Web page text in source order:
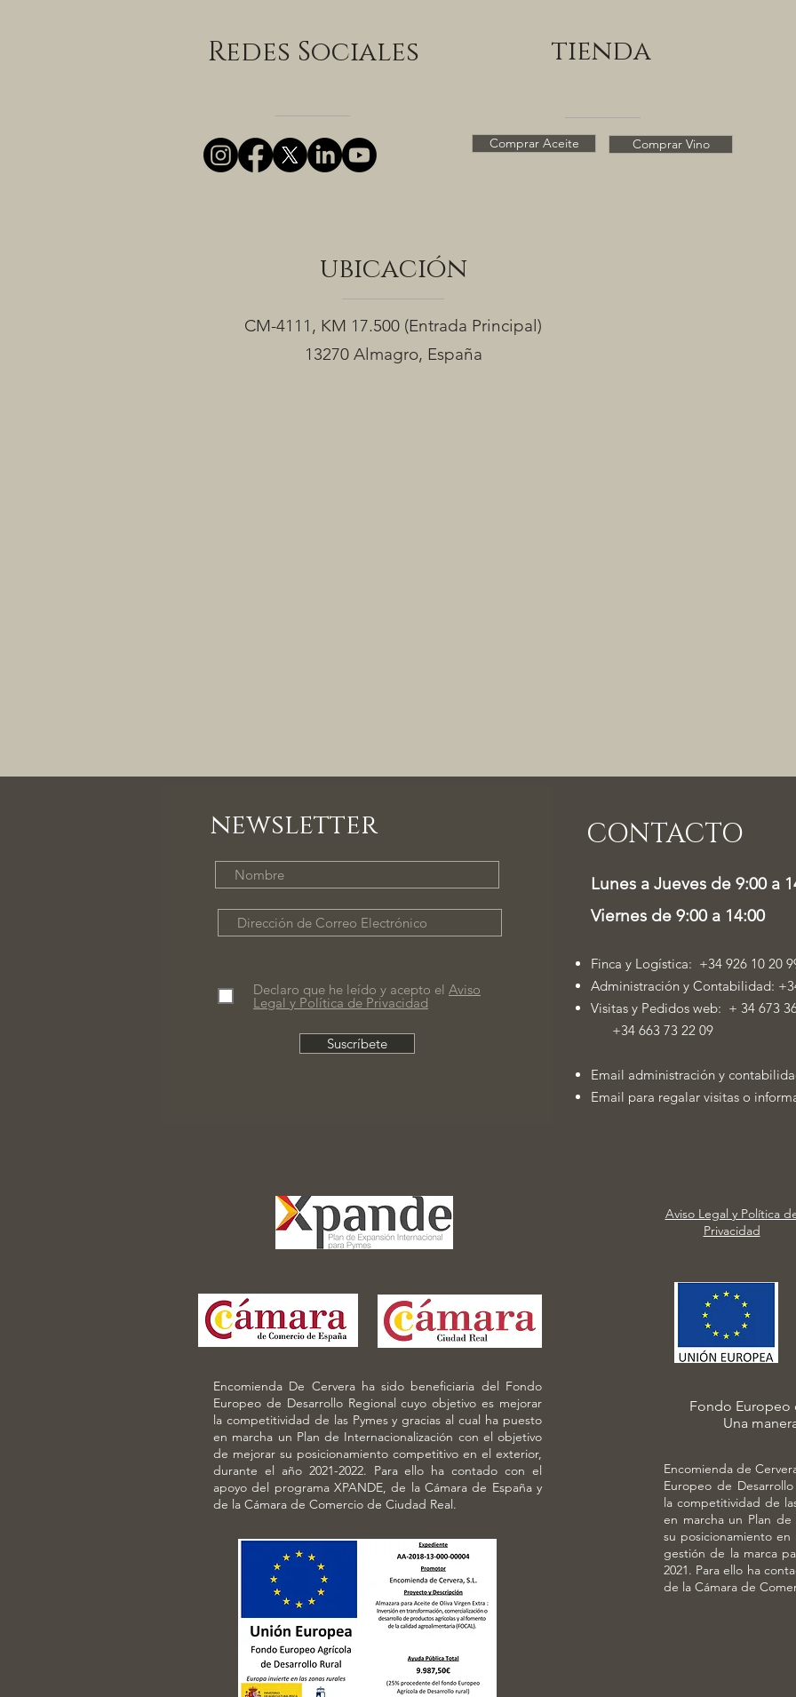
Redes Sociales tienda
Comprar Aceite Comprar Vino
ubicación
CM-4111, KM 17.500 (Entrada Principal)
13270 Almagro, España
newsletter
Declaro que he leído y acepto el Aviso
Legal y Política de Privacidad
Suscríbete
CONTACTO
Lunes a Jueves de 9:00 a
Viernes de 9:00 a 14:00
Finca y Logística: +34 926 10 20
Administración y Contabilidad:
Visitas y Pedidos web: + 34 673
+34 663 73 22 09
Email administración y
Email para regalar visitas o
Aviso Legal y Política
Privacidad
Encomienda De Cervera ha sido beneficiaria del Fondo
Europeo de Desarrollo Regional cuyo objetivo es mejorar
la competitividad de las Pymes y gracias al cual ha puesto
en marcha un Plan de Internacionalización con el objetivo
de mejorar su posicionamiento competitivo en el exterior,
durante el año 2021-2022. Para ello ha contado con el
apoyo del programa XPANDE, de la Cámara de España y
de la Cámara de Comercio de Ciudad Real.
Fondo Europeo
Una
Encomienda de
Europeo de
la competitividad de
en marcha un Plan
su posicionamiento
gestión de la marca
2021. Para ello ha
de la Cámara de